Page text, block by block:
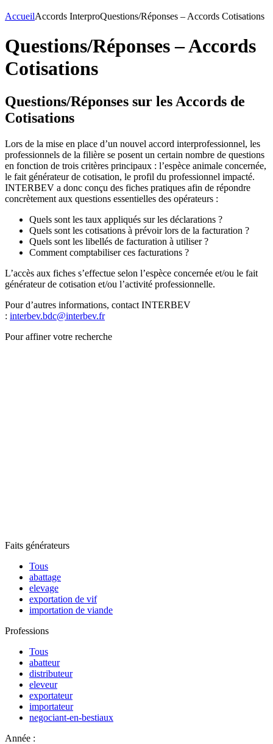
AccueilAccords InterproQuestions/Réponses – Accords Cotisations
Questions/Réponses – Accords
Cotisations
Questions/Réponses sur les Accords de
Cotisations
Lors de la mise en place d’un nouvel accord interprofessionnel, les
professionnels de la filière se posent un certain nombre de questions
en fonction de trois critères principaux : l’espèce animale concernée,
le fait générateur de cotisation, le profil du professionnel impacté.
INTERBEV a donc conçu des fiches pratiques afin de répondre
concrètement aux questions essentielles des opérateurs :
Quels sont les taux appliqués sur les déclarations ?
Quels sont les cotisations à prévoir lors de la facturation ?
Quels sont les libellés de facturation à utiliser ?
Comment comptabiliser ces facturations ?
L’accès aux fiches s’effectue selon l’espèce concernée et/ou le fait
générateur de cotisation et/ou l’activité professionnelle.
Pour d’autres informations, contact INTERBEV
: interbev.bdc@interbev.fr
Pour affiner votre recherche
Faits générateurs
Tous
abattage
elevage
exportation de vif
importation de viande
Professions
Tous
abatteur
distributeur
eleveur
exportateur
importateur
negociant-en-bestiaux
Année :